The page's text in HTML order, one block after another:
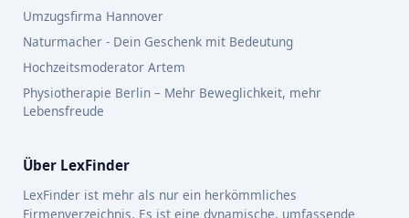
Umzugsfirma Hannover
Naturmacher - Dein Geschenk mit Bedeutung
Hochzeitsmoderator Artem
Physiotherapie Berlin – Mehr Beweglichkeit, mehr
Lebensfreude
Über LexFinder
LexFinder ist mehr als nur ein herkömmliches
Firmenverzeichnis. Es ist eine dynamische, umfassende